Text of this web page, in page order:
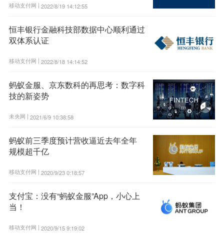
移动支付网 | 2022/8/19 14:12:55
恒丰银行金融科技部数据中心顺利通过
双体系认证
移动支付网 | 2022/8/18 14:14:52
蚂蚁金服、京东数科的再思考：数字科
技的新姿势
未央网 | 2021/6/9 10:38:58
蚂蚁前三季度预计营收逼近去年全年
规模超千亿
移动支付网 | 2020/9/23 0:18:57
支付宝：没有“蚂蚁金服”App，小心上
当！
移动支付网 | 2020/9/15 9:19:02